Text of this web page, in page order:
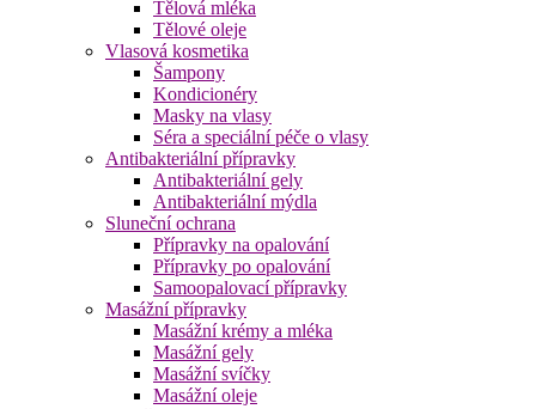
Tělová mléka
Tělové oleje
Vlasová kosmetika
Šampony
Kondicionéry
Masky na vlasy
Séra a speciální péče o vlasy
Antibakteriální přípravky
Antibakteriální gely
Antibakteriální mýdla
Sluneční ochrana
Přípravky na opalování
Přípravky po opalování
Samoopalovací přípravky
Masážní přípravky
Masážní krémy a mléka
Masážní gely
Masážní svíčky
Masážní oleje